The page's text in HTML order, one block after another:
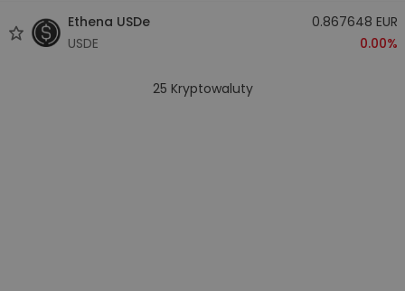
Ethena USDe
USDE
0.867648 EUR
0.00%
25 Kryptowaluty